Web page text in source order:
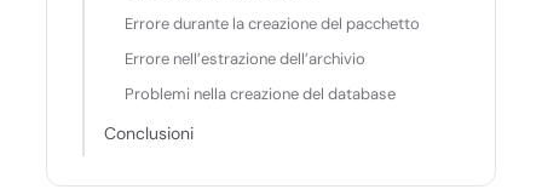
Errore durante la creazione del pacchetto
Errore nell’estrazione dell’archivio
Problemi nella creazione del database
Conclusioni